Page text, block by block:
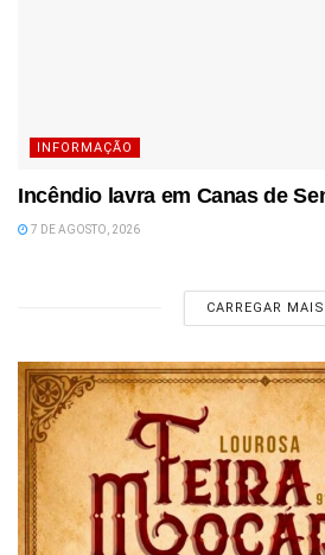
INFORMAÇÃO
Incêndio lavra em Canas de
7 DE AGOSTO, 2026
CARREGAR MAIS